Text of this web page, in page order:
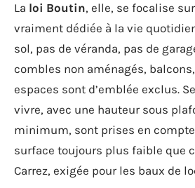
La loi Boutin, elle, se focalise
vraiment dédiée à la vie
sol, pas de véranda, pas de
combles non aménagés,
espaces sont d’emblée exclus.
vivre, avec une hauteur sous
minimum, sont prises en
surface toujours plus faible que
Carrez, exigée pour les baux de